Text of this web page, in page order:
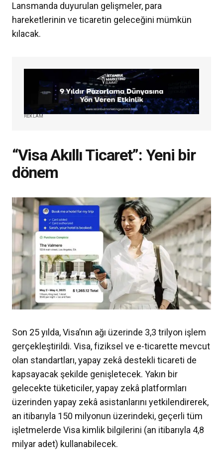
Lansmanda duyurulan gelişmeler, para
hareketlerinin ve ticaretin geleceğini mümkün
kılacak.
REKLAM
“Visa Akıllı Ticaret”: Yeni bir
dönem
Son 25 yılda, Visa’nın ağı üzerinde 3,3 trilyon işlem
gerçekleştirildi. Visa, fiziksel ve e-ticarette mevcut
olan standartları, yapay zekâ destekli ticareti de
kapsayacak şekilde genişletecek. Yakın bir
gelecekte tüketiciler, yapay zekâ platformları
üzerinden yapay zekâ asistanlarını yetkilendirerek,
an itibarıyla 150 milyonun üzerindeki, geçerli tüm
işletmelerde Visa kimlik bilgilerini (an itibarıyla 4,8
milyar adet) kullanabilecek.